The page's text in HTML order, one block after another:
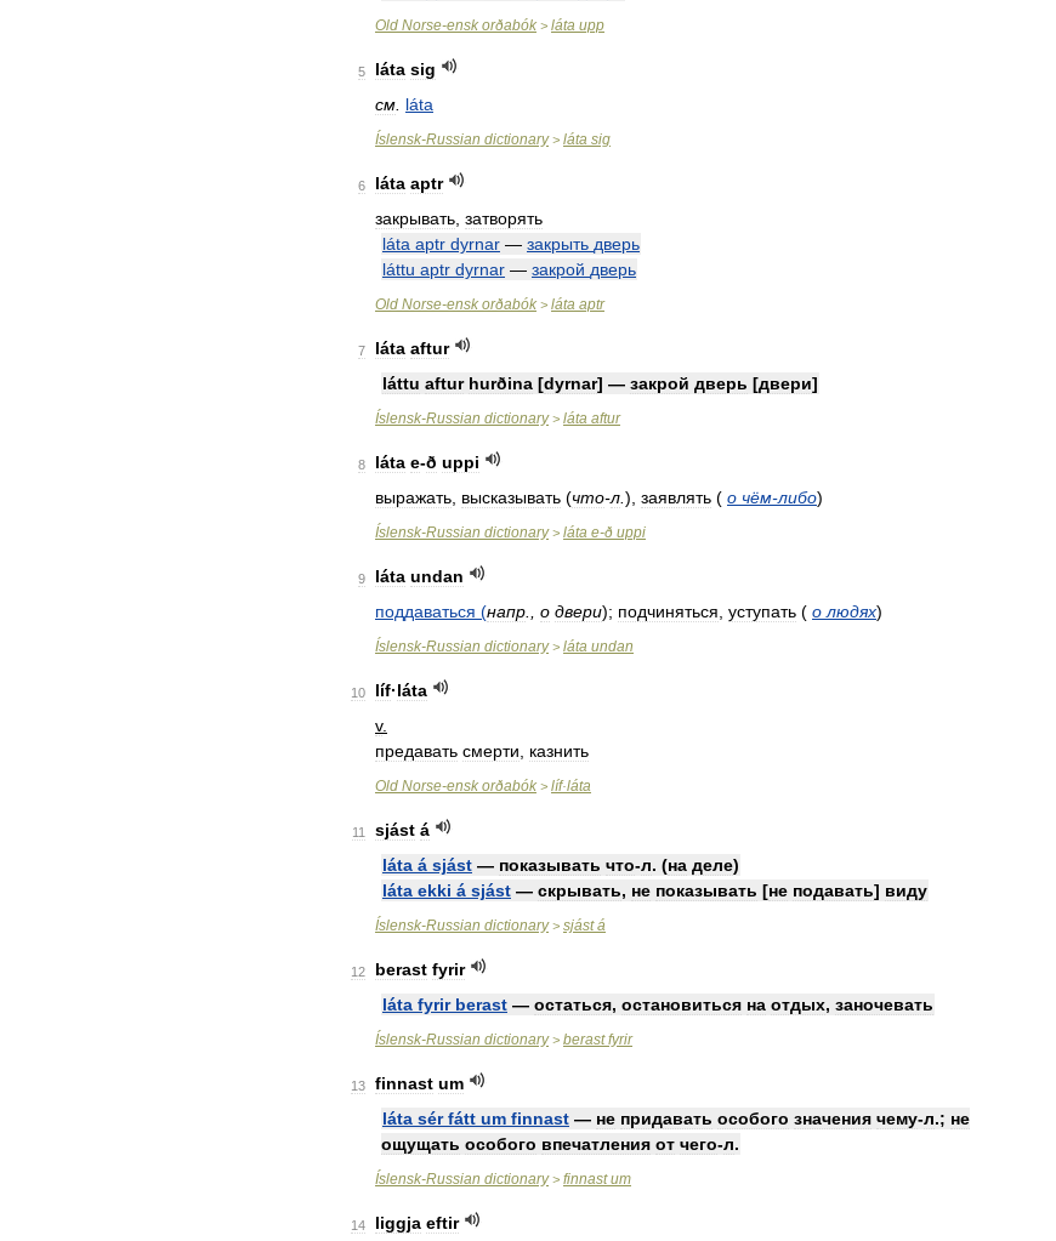
Old Norse-ensk orðabók > láta upp
5 láta sig
см láta
Íslensk-Russian dictionary> láta sig
6 láta aptr
закрывать затворять
láta aptr dyrnar — закрыть дверь
láttu aptr dyrnar — закрой дверь
Old Norse-ensk orðabók > láta aptr
7 láta aftur
láttu aftur hurðina [dyrnar] — закрой дверь [двери]
Íslensk-Russian dictionary> láta aftur
8 láta e-ð uppi
выражать высказывать (что-л ), заявлять ( о чём-либо)
Íslensk-Russian dictionary> láta e-ð uppi
9 láta undan
поддаваться (напр о двери); подчиняться уступать ( о людях)
Íslensk-Russian dictionary> láta undan
10 líf·láta
v.
предавать смерти казнить
Old Norse-ensk orðabók > líf·láta
11 sjást á
láta á sjást — показывать что-л. (на деле)
láta ekki á sjást — скрывать, не показывать [не подавать] виду
Íslensk-Russian dictionary> sjást á
12 berast fyrir
láta fyrir berast — остаться, остановиться на отдых, заночевать
Íslensk-Russian dictionary> berast fyrir
13 finnast um
láta sér fátt um finnast — не придавать особого значения чему-л.; не
ощущать особого впечатления от чего-л.
Íslensk-Russian dictionary> finnast um
14 liggja eftir